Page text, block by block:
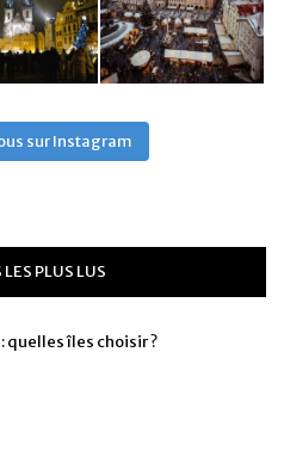
sur Instagram
PLUS LUS
quelles îles choisir ?